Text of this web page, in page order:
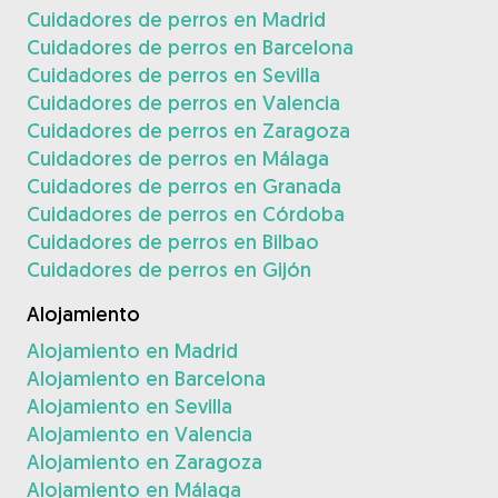
Cuidadores de perros en Madrid
Cuidadores de perros en Barcelona
Cuidadores de perros en Sevilla
Cuidadores de perros en Valencia
Cuidadores de perros en Zaragoza
Cuidadores de perros en Málaga
Cuidadores de perros en Granada
Cuidadores de perros en Córdoba
Cuidadores de perros en Bilbao
Cuidadores de perros en Gijón
Alojamiento
Alojamiento en Madrid
Alojamiento en Barcelona
Alojamiento en Sevilla
Alojamiento en Valencia
Alojamiento en Zaragoza
Alojamiento en Málaga